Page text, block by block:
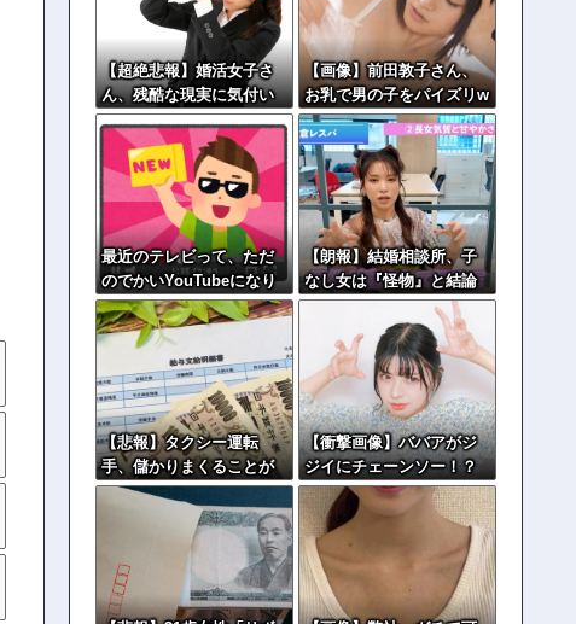
【超絶悲報】婚活女子さ
ん、残酷な現実に気付い
てしまった結果…
【画像】前田敦子さん、
お乳で男の子をパイズリw
wwwwwwww
最近のテレビって、ただ
のでかいYouTubeになり
つつあるよな
【朗報】結婚相談所、子
なし女は『怪物』と結論
づけてしまうwwwwww
【悲報】タクシー運転
手、儲かりまくることが
判明してしまう
【衝撃画像】ババアがジ
ジイにチェーンソー！？
←一体何があったんやコ
レw w w w w w w w w